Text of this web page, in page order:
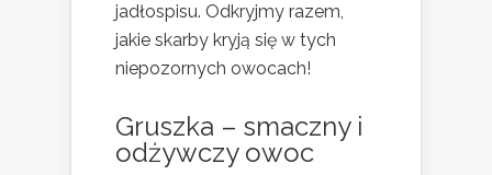
jadłospisu. Odkryjmy razem,
jakie skarby kryją się w tych
niepozornych owocach!
Gruszka – smaczny i
odżywczy owoc